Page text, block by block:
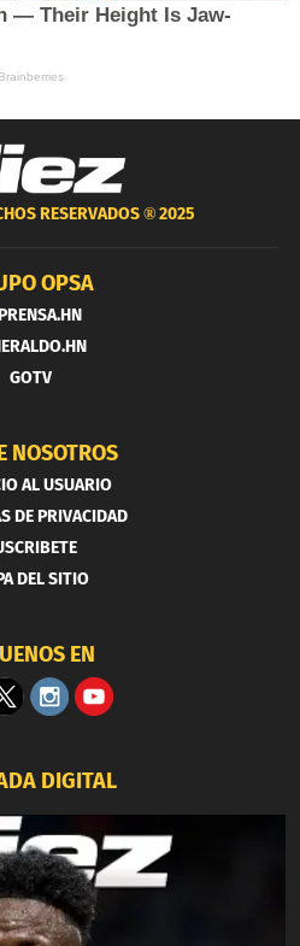
RESERVADOS ®2025
OPSA
GOTV
NOSOTROS
AL USUARIO
DE PRIVACIDAD
DEL SITIO
EN
DIGITAL